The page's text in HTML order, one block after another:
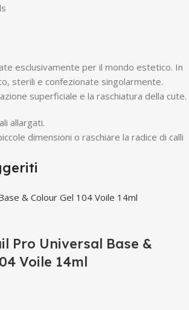
esclusivamente per il mondo estetico. In
sterili e confezionate singolarmente.
superficiale e la raschiatura della cute.
allargati.
dimensioni o raschiare la radice di calli
Pro Universal Base &
Voile 14ml